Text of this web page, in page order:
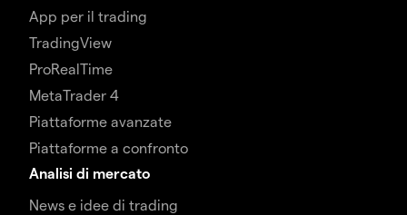
App per il trading
TradingView
ProRealTime
MetaTrader 4
Piattaforme avanzate
Piattaforme a confronto
Analisi di mercato
News e idee di trading